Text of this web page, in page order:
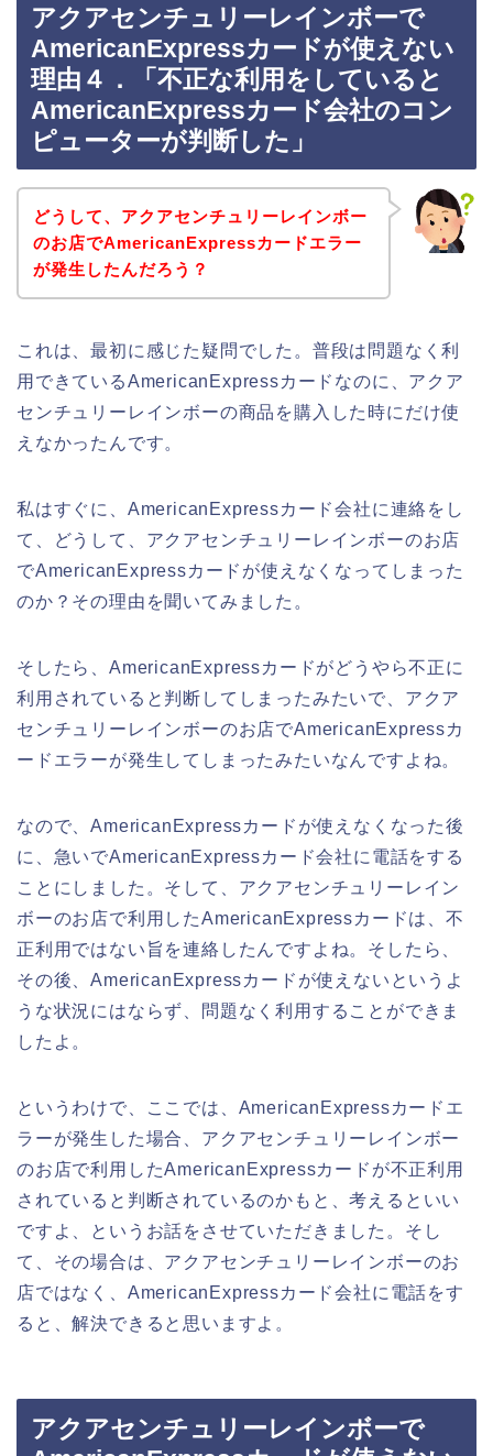
アクアセンチュリーレインボーで
AmericanExpressカードが使えない
理由４．「不正な利用をしていると
AmericanExpressカード会社のコン
ピューターが判断した」
どうして、アクアセンチュリーレインボー
のお店でAmericanExpressカードエラー
が発生したんだろう？
これは、最初に感じた疑問でした。普段は問題なく利
用できているAmericanExpressカードなのに、アクア
センチュリーレインボーの商品を購入した時にだけ使
えなかったんです。
私はすぐに、AmericanExpressカード会社に連絡をし
て、どうして、アクアセンチュリーレインボーのお店
でAmericanExpressカードが使えなくなってしまった
のか？その理由を聞いてみました。
そしたら、AmericanExpressカードがどうやら不正に
利用されていると判断してしまったみたいで、アクア
センチュリーレインボーのお店でAmericanExpressカ
ードエラーが発生してしまったみたいなんですよね。
なので、AmericanExpressカードが使えなくなった後
に、急いでAmericanExpressカード会社に電話をする
ことにしました。そして、アクアセンチュリーレイン
ボーのお店で利用したAmericanExpressカードは、不
正利用ではない旨を連絡したんですよね。そしたら、
その後、AmericanExpressカードが使えないというよ
うな状況にはならず、問題なく利用することができま
したよ。
というわけで、ここでは、AmericanExpressカードエ
ラーが発生した場合、アクアセンチュリーレインボー
のお店で利用したAmericanExpressカードが不正利用
されていると判断されているのかもと、考えるといい
ですよ、というお話をさせていただきました。そし
て、その場合は、アクアセンチュリーレインボーのお
店ではなく、AmericanExpressカード会社に電話をす
ると、解決できると思いますよ。
アクアセンチュリーレインボーで